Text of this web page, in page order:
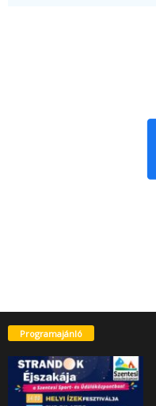
Programajánló